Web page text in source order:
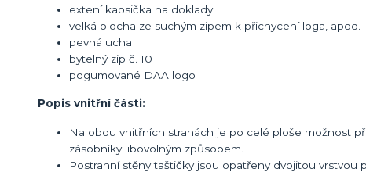
extení kapsička na doklady
velká plocha ze suchým zipem k přichycení loga, apod.
pevná ucha
bytelný zip č. 10
pogumované DAA logo
Popis vnitřní části:
Na obou vnitřních stranách je po celé ploše možnost
zásobníky libovolným způsobem.
Postranní stěny taštičky jsou opatřeny dvojitou vrstvou